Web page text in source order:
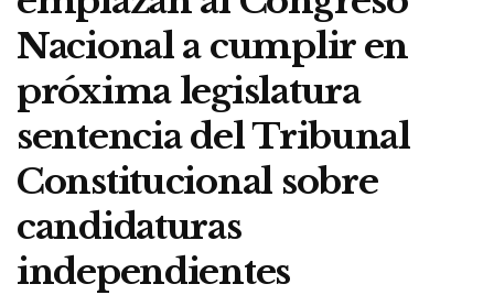
Nacional a cumplir en
próxima legislatura
sentencia del Tribunal
Constitucional sobre
candidaturas
independientes